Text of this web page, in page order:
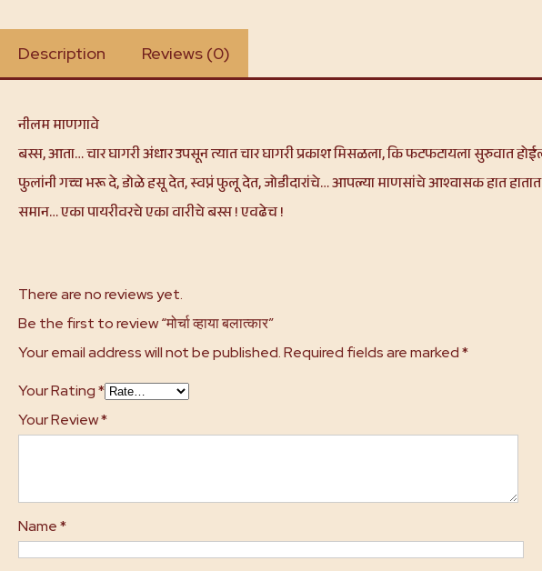
Description Reviews (0)
नीलम माणगावे
बस्स, आता… चार घागरी अंधार उपसून त्यात चार घागरी प्रकाश मिसळला, कि फटफटायला
फुलांनी गच्च भरू दे, डोळे हसू देत, स्वप्नं फुलू देत, जोडीदारांचे… आपल्या माणसांचे आश्वासक हात
समान… एका पायरीवरचे एका वारीचे बस्स ! एवढेच !
There are no reviews yet.
Be the first to review “मोर्चा व्हाया बलात्कार”
Your email address will not be published.Required fields are marked*
Your Rating*
Your Review*
Name*